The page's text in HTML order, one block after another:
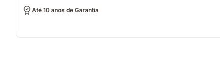
Até 10 anos de Garantia